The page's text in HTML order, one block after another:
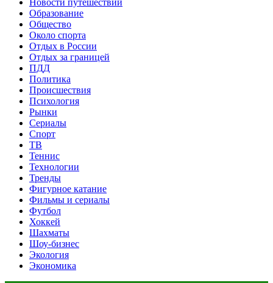
Образование
Общество
Около спорта
Отдых в России
Отдых за границей
ПДД
Политика
Происшествия
Психология
Рынки
Сериалы
Спорт
ТВ
Теннис
Технологии
Тренды
Фигурное катание
Фильмы и сериалы
Футбол
Хоккей
Шахматы
Шоу-бизнес
Экология
Экономика